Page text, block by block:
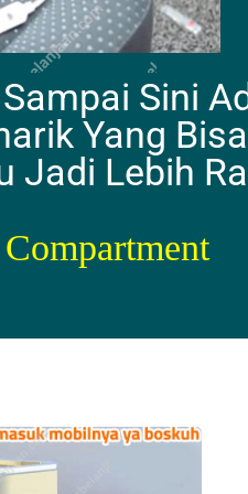
Sini
Yang Bisa
Jadi Lebih